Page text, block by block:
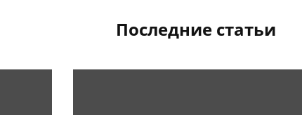
Последние статьи